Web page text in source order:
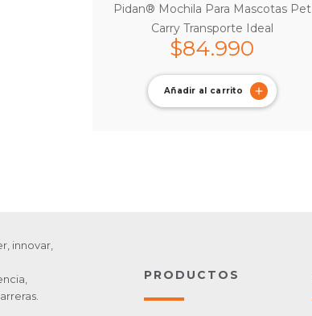
Pidan® Mochila Para Mascotas Pet
Carry Transporte Ideal
$84.990
Añadir al carrito